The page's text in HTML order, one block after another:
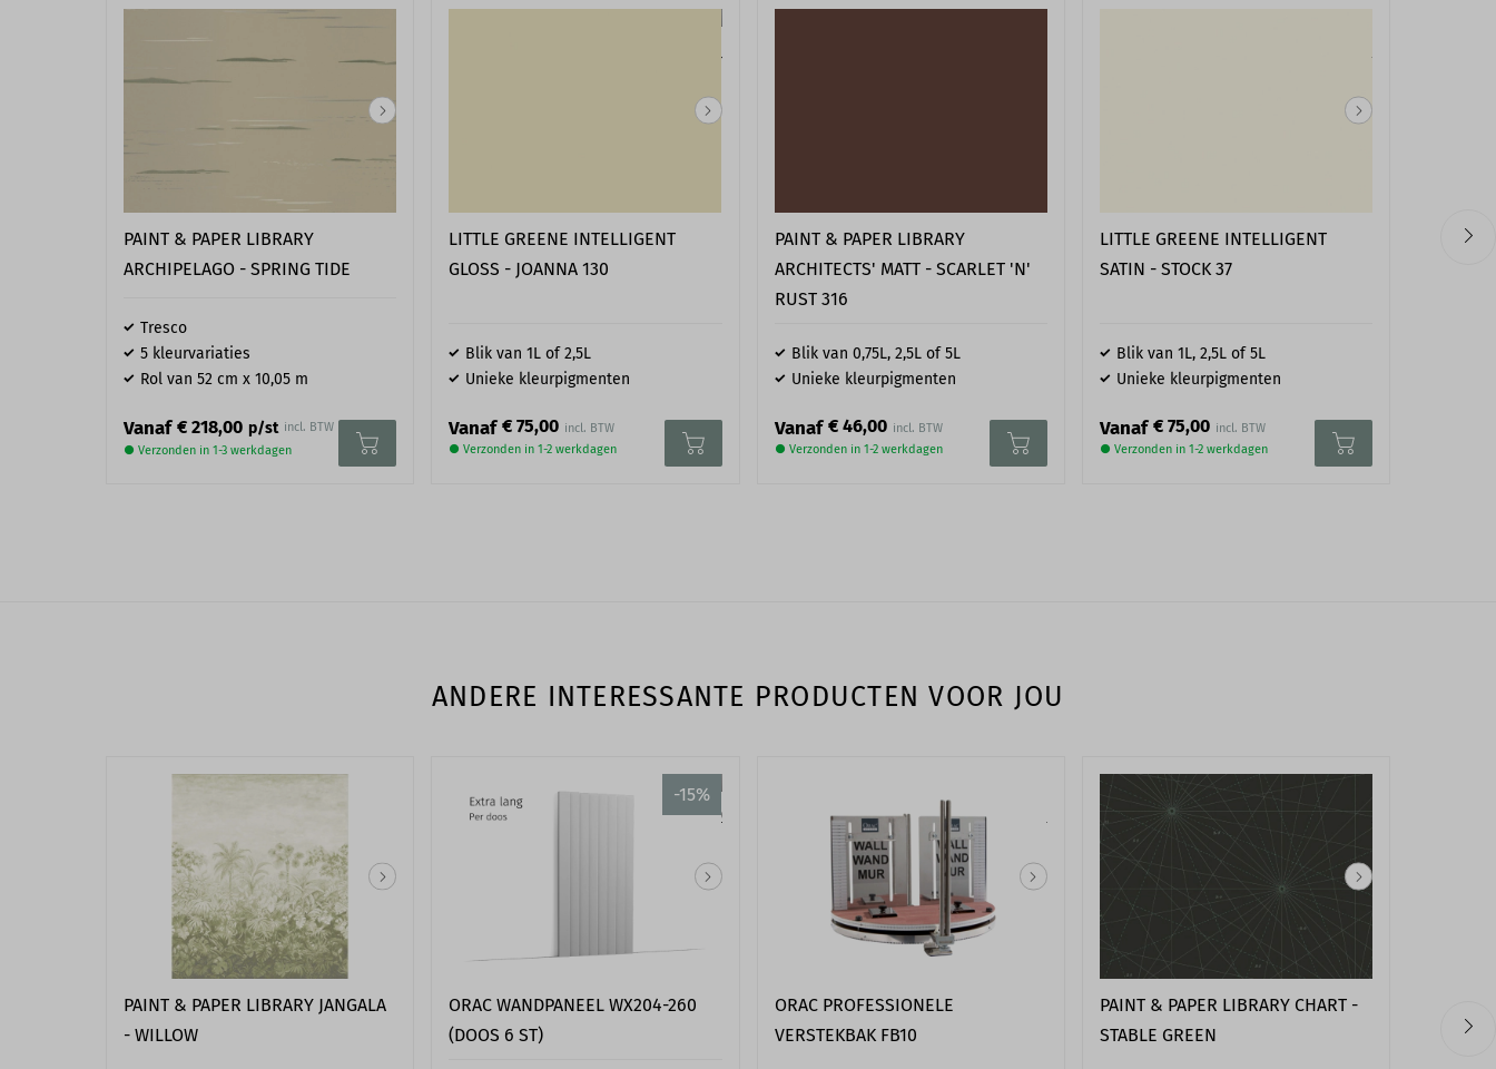
PAINT & PAPER LIBRARY
ARCHIPELAGO - SPRING TIDE
Tresco
5 kleurvariaties
Rol van 52 cm x 10,05 m
Vanaf € 218,00 p/st incl. BTW
● Verzonden in 1-3 werkdagen
LITTLE GREENE INTELLIGENT
GLOSS - JOANNA 130
Blik van 1L of 2,5L
Unieke kleurpigmenten
Vanaf € 75,00
● Verzonden in 1-2 werkdagen
PAINT & PAPER LIBRARY
ARCHITECTS' MATT - SCARLET 'N'
RUST 316
Blik van 0,75L, 2,5L of 5L
Unieke kleurpigmenten
Vanaf € 46,00
● Verzonden in 1-2 werkdagen
LITTLE GREENE INTELLIGENT
SATIN - STOCK 37
Blik van 1L, 2,5L of 5L
Unieke kleurpigmenten
Vanaf € 75,00
● Verzonden in 1-2 werkdagen
PAINT
ANDERE INTERESSANTE PRODUCTEN VOOR JOU
PAINT & PAPER LIBRARY JANGALA
- WILLOW
-15%
ORAC WANDPANEEL WX204-260
(DOOS 6 ST)
ORAC PROFESSIONELE
VERSTEKBAK FB10
PAINT & PAPER LIBRARY CHART -
STABLE GREEN
WALK -